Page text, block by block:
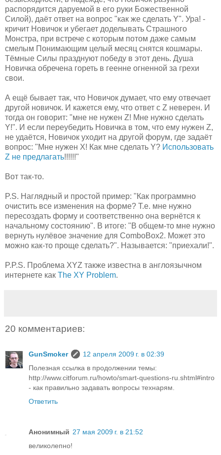
распорядится даруемой в его руки Божественной
Силой), даёт ответ на вопрос "как же сделать Y". Ура! -
кричит Новичок и убегает доделывать Страшного
Монстра, при встрече с которым потом даже самым
смелым Понимающим целый месяц снятся кошмары.
Тёмные Силы празднуют победу в этот день. Душа
Новичка обречена гореть в геенне огненной за грехи
свои.
А ещё бывает так, что Новичок думает, что ему отвечает
другой новичок. И кажется ему, что ответ с Z неверен. И
тогда он говорит: "мне не нужен Z! Мне нужно сделать
Y!". И если переубедить Новичка в том, что ему нужен Z,
не удаётся, Новичок уходит на другой форум, где задаёт
вопрос: "Мне нужен X! Как мне сделать Y? Использовать
Z не предлагать!!!!!!"
Вот так-то.
P.S. Наглядный и простой пример: "Как программно
очистить все изменения на форме? Т.е. мне нужно
пересоздать форму и соответственно она вернётся к
начальному состоянию". В итоге: "В общем-то мне нужно
вернуть нулёвое значение для ComboBox2. Может это
можно как-то проще сделать?". Называется: "приехали!".
P.P.S. Проблема XYZ также известна в англоязычном
интернете как The XY Problem.
20 комментариев:
GunSmoker
12 апреля 2009 г. в 02:39
Полезная ссылка в продолжении темы:
http://www.citforum.ru/howto/smart-questions-ru.shtml#intro
- как правильно задавать вопросы технарям.
Ответить
Анонимный 27 мая 2009 г. в 21:52
великолепно!